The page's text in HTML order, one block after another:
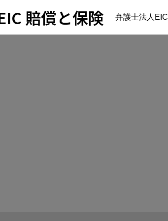
賠償と保険 弁護士法人EIC
サービス 交通事故